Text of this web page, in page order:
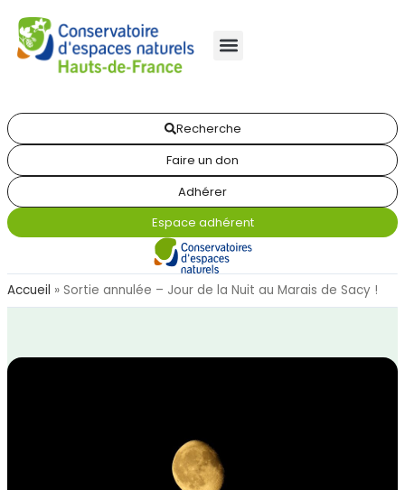
Recherche
Faire un don
Adhérer
Espace adhérent
Accueil » Sortie annulée – Jour de la Nuit au Marais de Sacy !